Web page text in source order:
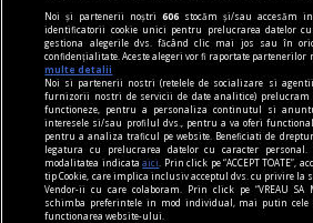
Noi și partenerii noștri606 stocăm și/sau accesăm
identificatorii cookie unici pentru prelucrarea datelor
gestiona alegerile dvs. făcând clic mai jos sau în
confidențialitate. Aceste alegeri vor fi raportate partenerilor
multe detalii
Noi si partenerii nostri (retelele de socializare si
furnizorii nostri de servicii de date analitice)
functioneze, pentru a personaliza continutul si
interesele si/sau profilul dvs., pentru a va oferi
pentru a analiza traficul pe website. Beneficiati de
legatura cu prelucrarea datelor cu caracter
modalitatea indicataaici
. Prin click pe “ACCEPT
tip Cookie, care implica inclusiv acceptul dvs. cu privire la
Vendor-ii cu care colaboram. Prin click pe “VREAU SA
schimba preferintele in mod individual, mai putin cele
functionarea website-ului.